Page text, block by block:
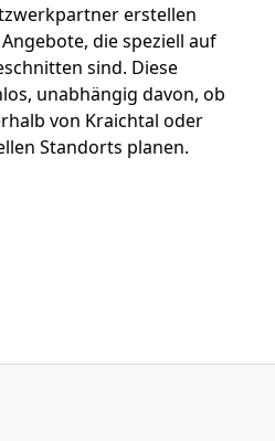
erstellen
die speziell auf
sind. Diese
unabhängig davon, ob
von Kraichtal oder
Standorts planen.